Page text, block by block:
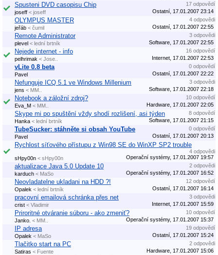
Spusteni DVD casopisu Chip
17 odpovědí
joseff < joseff Ostatní, 17.01.2007 23:14
OLYMPUS MASTER
4 odpovědi
jeřáb < čumil Ostatní, 17.01.2007 22:55
Remote Administrator
3 odpovědi
plevel < lední brtník Software, 17.01.2007 22:55
Nejede internet - info
16 odpovědí
pelhrimak < Jose.. Internet, 17.01.2007 22:53
vLite 0.8 beta
0 odpovědí
Pavel
Ostatní, 17.01.2007 22:22
Nefunguje ICQ 5.1 ve Windows Millenium
3 odpovědi
jens < MM.. Software, 17.01.2007 22:18
Notebook a záložní zdroj?
10 odpovědí
Eva_M < MM.. Hardware, 17.01.2007 22:05
Skype mi po spuštění vždy shodí rozlišení, asi týden
8 odpovědí
Hanka < lední brtník Software, 17.01.2007 21:15
TubeSucker: stáhněte si obsah YouTube
0 odpovědí
Pavel
Ostatní, 17.01.2007 20:13
Rychlost síťového přístupu z Win98 SE do WinXP SP2 trouble
4 odpovědi
sHpy00n < sHpy00n Operační systémy, 17.01.2007 19:57
aktualizace Java 5.0 Update 10
2 odpovědi
karduch < MaSo Operační systémy, 17.01.2007 16:52
Neovladatelne ukladani na HDD ?!
12 odpovědí
Opalek < lední brtník Ostatní, 17.01.2007 16:14
pracovní emailová schránka přes net
3 odpovědi
crist < Vladimir Internet, 17.01.2007 15:59
Priroritné otváranie súboru - ako zmeniť?
10 odpovědí
Janko. < MM.. Operační systémy, 17.01.2007 15:37
IP adresa
19 odpovědí
Opalek < MaSo Ostatní, 17.01.2007 15:24
Tlačitko start na PC
2 odpovědi
Satiras < Fuente Hardware, 17.01.2007 15:06